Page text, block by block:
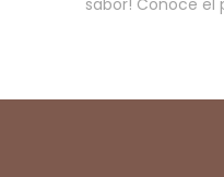
sabor! Conoce